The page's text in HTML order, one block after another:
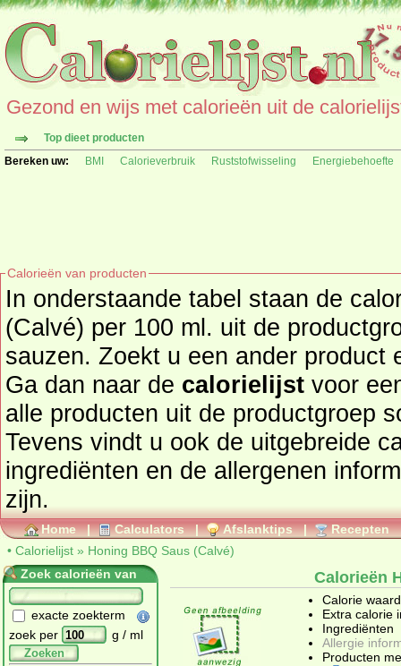
Gezond en wijs met calorieën uit de
Top dieet producten
Bereken uw:
BMI Calorieverbruik Ruststofwisseling Energiebehoefte
Calorieën van producten
In onderstaande tabel staan de
(Calvé) per 100 ml. uit de
sauzen. Zoekt u een ander product en de calorieën daarvan?
Ga dan naar de calorielijst voor een
alle producten uit de productgroep
Tevens vindt u ook de uitgebreide
ingrediënten en de allergenen
zijn.
Home | Calculators | Afslanktips | Recepten
• Calorielijst » Honing BBQ Saus (Calvé)
Zoek calorieën van
exacte zoekterm
zoek per
g / ml
Zoeken
Calorieën
Calorie
Extra calorie
Ingrediënten
Allergie
Producten